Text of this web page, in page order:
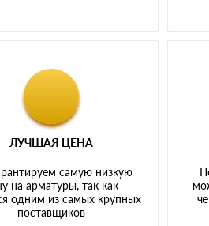
ЛУЧШАЯ ЦЕНА
самую низкую
на арматуры, так как
одним из самых крупных
поставщиков